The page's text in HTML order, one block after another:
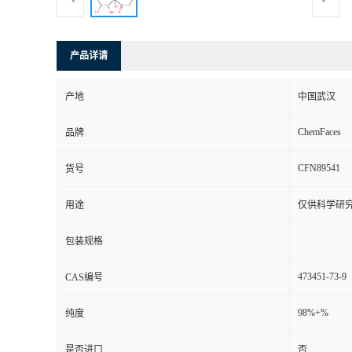
产品详请
产地 中国武汉
品牌 ChemFaces
货号 CFN89541
用途 仅供科学研
包装规格
CAS编号 473451-73-9
纯度 98%+%
是否进口 否